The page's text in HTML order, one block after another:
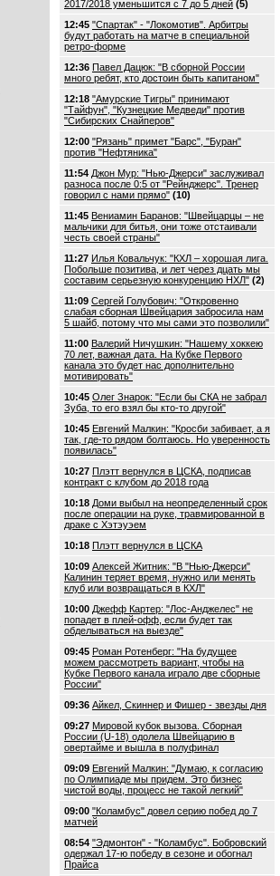
2017/2018 уменьшится с 7 до 5 дней (5)
12:45 "Спартак" - "Локомотив". Арбитры
будут работать на матче в специальной
ретро-форме
12:36 Павел Дацюк: "В сборной России
много ребят, кто достоин быть капитаном"
12:18 "Амурские Тигры" принимают
"Тайфун", "Кузнецкие Медведи" против
"Сибирских Снайперов"
12:00 "Рязань" примет "Барс", "Буран"
против "Нефтяника"
11:54 Джон Мур: "Нью-Джерси" заслуживал
разноса после 0:5 от "Рейнджерс". Тренер
говорил с нами прямо" (10)
11:45 Вениамин Баранов: "Швейцарцы – не
мальчики для битья, они тоже отстаивали
честь своей страны"
11:27 Илья Ковальчук: "КХЛ – хорошая лига.
Побольше позитива, и лет через дцать мы
составим серьезную конкуренцию НХЛ" (2)
11:09 Сергей Голубович: "Откровенно
слабая сборная Швейцария забросила нам
5 шайб, потому что мы сами это позволили"
11:00 Валерий Ничушкин: "Нашему хоккею
70 лет, важная дата. На Кубке Первого
канала это будет нас дополнительно
мотивировать"
10:45 Олег Знарок: "Если бы СКА не забрал
Зуба, то его взял бы кто-то другой"
10:45 Евгений Малкин: "Кросби забивает, а я
так, где-то рядом болтаюсь. Но уверенность
появилась"
10:27 Плэтт вернулся в ЦСКА, подписав
контракт с клубом до 2018 года
10:18 Доми выбыл на неопределенный срок
после операции на руке, травмированной в
драке с Хэтэуэем
10:18 Плэтт вернулся в ЦСКА
10:09 Алексей Житник: "В "Нью-Джерси"
Калинин теряет время, нужно или менять
клуб или возвращаться в КХЛ"
10:00 Джефф Картер: "Лос-Анджелес" не
попадет в плей-офф, если будет так
обделываться на выезде"
09:45 Роман Ротенберг: "На будущее
можем рассмотреть вариант, чтобы на
Кубке Первого канала играло две сборные
России"
09:36 Айкел, Скиннер и Фишер - звезды дня
09:27 Мировой кубок вызова. Сборная
России (U-18) одолела Швейцарию в
овертайме и вышла в полуфинал
09:09 Евгений Малкин: "Думаю, к согласию
по Олимпиаде мы придем. Это бизнес
чистой воды, процесс не такой легкий"
09:00 "Коламбус" довел серию побед до 7
матчей
08:54 "Эдмонтон" - "Коламбус". Бобровский
одержал 17-ю победу в сезоне и обогнал
Прайса